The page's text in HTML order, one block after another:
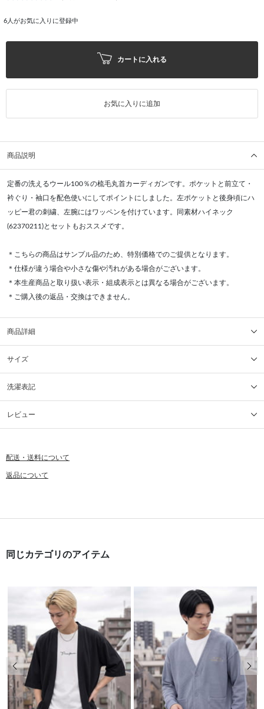
6 人がお気に入りに登録中
カートに入れる
お気に入りに追加
商品説明
定番の洗えるウール100％の梳毛丸首カーディガンです。ポケットと前立て・
衿ぐり・袖口を配色使いにしてポイントにしました。左ポケットと後身頃にハ
ッピー君の刺繍、左腕にはワッペンを付けています。同素材ハイネック
(62370211)とセットもおススメです。
＊こちらの商品はサンプル品のため、特別価格でのご提供となります。
＊仕様が違う場合や小さな傷や汚れがある場合がございます。
＊本生産商品と取り扱い表示・組成表示とは異なる場合がございます。
＊ご購入後の返品・交換はできません。
商品詳細
サイズ
洗濯表記
レビュー
配送・送料について
返品について
同じカテゴリのアイテム
前の画像 次